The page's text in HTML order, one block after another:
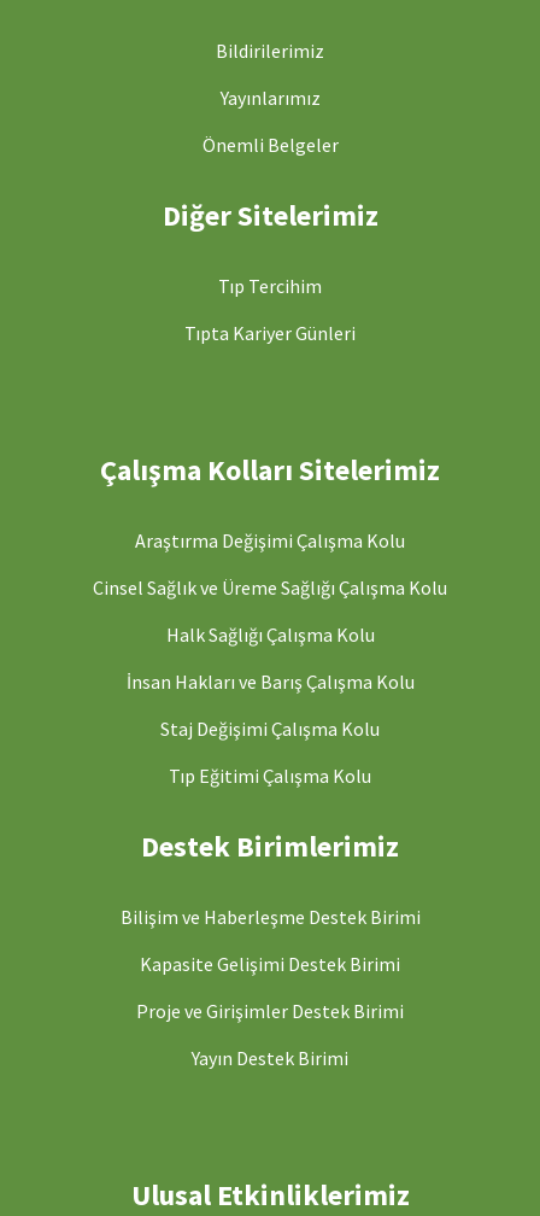
Bildirilerimiz
Yayınlarımız
Önemli Belgeler
Diğer Sitelerimiz
Tıp Tercihim
Tıpta Kariyer Günleri
Çalışma Kolları Sitelerimiz
Araştırma Değişimi Çalışma Kolu
Cinsel Sağlık ve Üreme Sağlığı Çalışma Kolu
Halk Sağlığı Çalışma Kolu
İnsan Hakları ve Barış Çalışma Kolu
Staj Değişimi Çalışma Kolu
Tıp Eğitimi Çalışma Kolu
Destek Birimlerimiz
Bilişim ve Haberleşme Destek Birimi
Kapasite Gelişimi Destek Birimi
Proje ve Girişimler Destek Birimi
Yayın Destek Birimi
Ulusal Etkinliklerimiz